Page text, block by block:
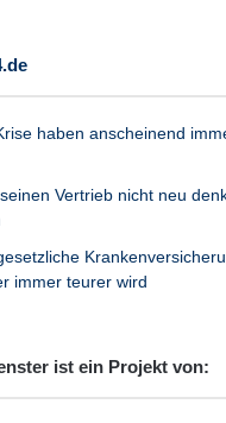
haben anscheinend
Vertrieb nicht neu
immer teurer wird
ist ein Projekt von: